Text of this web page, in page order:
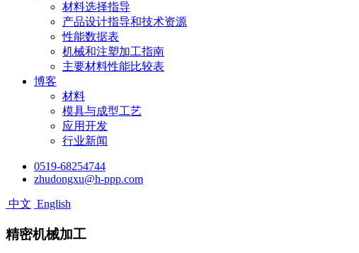
材料选择指导
产品设计指导和技术资源
性能数据表
机械和注塑加工指南
主要材料性能比较表
博客
材料
模具与成型工艺
应用开发
行业新闻
0519-68254744
zhudongxu@h-ppp.com
中文 English
精密机械加工